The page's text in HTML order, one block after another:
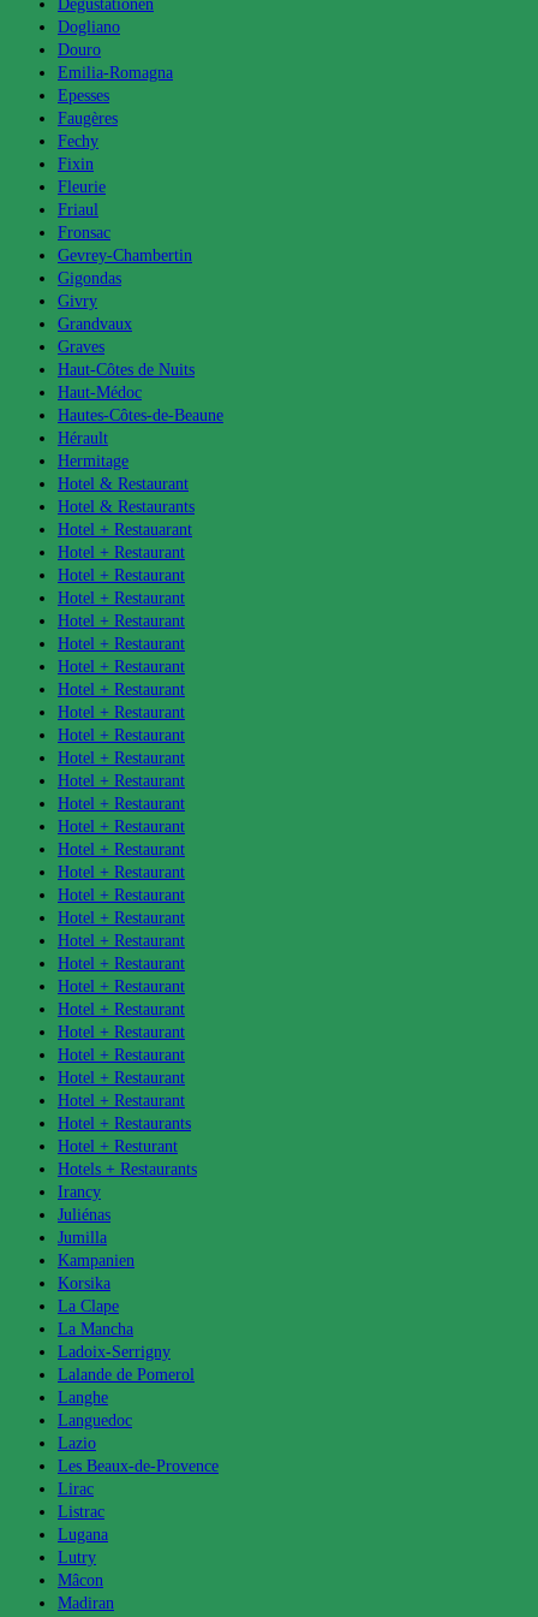
Degustationen
Dogliano
Douro
Emilia-Romagna
Epesses
Faugères
Fechy
Fixin
Fleurie
Friaul
Fronsac
Gevrey-Chambertin
Gigondas
Givry
Grandvaux
Graves
Haut-Côtes de Nuits
Haut-Médoc
Hautes-Côtes-de-Beaune
Hérault
Hermitage
Hotel & Restaurant
Hotel & Restaurants
Hotel + Restauarant
Hotel + Restaurant
Hotel + Restaurant
Hotel + Restaurant
Hotel + Restaurant
Hotel + Restaurant
Hotel + Restaurant
Hotel + Restaurant
Hotel + Restaurant
Hotel + Restaurant
Hotel + Restaurant
Hotel + Restaurant
Hotel + Restaurant
Hotel + Restaurant
Hotel + Restaurant
Hotel + Restaurant
Hotel + Restaurant
Hotel + Restaurant
Hotel + Restaurant
Hotel + Restaurant
Hotel + Restaurant
Hotel + Restaurant
Hotel + Restaurant
Hotel + Restaurant
Hotel + Restaurant
Hotel + Restaurant
Hotel + Restaurants
Hotel + Resturant
Hotels + Restaurants
Irancy
Juliénas
Jumilla
Kampanien
Korsika
La Clape
La Mancha
Ladoix-Serrigny
Lalande de Pomerol
Langhe
Languedoc
Lazio
Les Beaux-de-Provence
Lirac
Listrac
Lugana
Lutry
Mâcon
Madiran